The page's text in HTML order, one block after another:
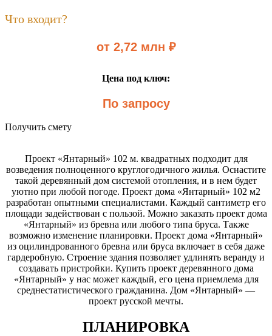
Что входит?
от 2,72 млн ₽
Цена под ключ:
По запросу
Получить смету
Проект «Янтарный» 102 м. квадратных подходит для
возведения полноценного круглогодичного жилья. Оснастите
такой деревянный дом системой отопления, и в нем будет
уютно при любой погоде. Проект дома «Янтарный» 102 м2
разработан опытными специалистами. Каждый сантиметр его
площади задействован с пользой. Можно заказать проект дома
«Янтарный» из бревна или любого типа бруса. Также
возможно изменение планировки. Проект дома «Янтарный»
из оцилиндрованного бревна или бруса включает в себя даже
гардеробную. Строение здания позволяет удлинять веранду и
создавать пристройки. Купить проект деревянного дома
«Янтарный» у нас может каждый, его цена приемлема для
среднестатистического гражданина. Дом «Янтарный» —
проект русской мечты.
ПЛАНИРОВКА